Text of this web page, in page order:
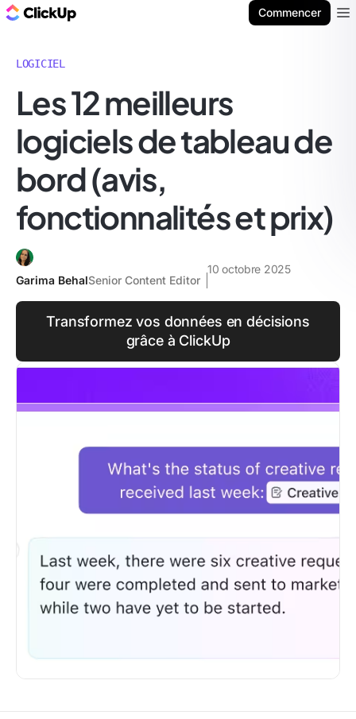
Commencer
LOGICIEL
Les 12 meilleurs
logiciels de tableau de
bord (avis,
fonctionnalités et prix)
Garima BehalSenior Content Editor
10 octobre 2025
Transformez vos données en décisions
grâce à ClickUp